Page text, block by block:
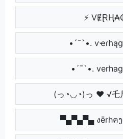
⚡
•´¯`•.
•´¯`•.
(っ◔◡◔)っ ♥ √乇
▀▄▀▄▀▄ งērhค